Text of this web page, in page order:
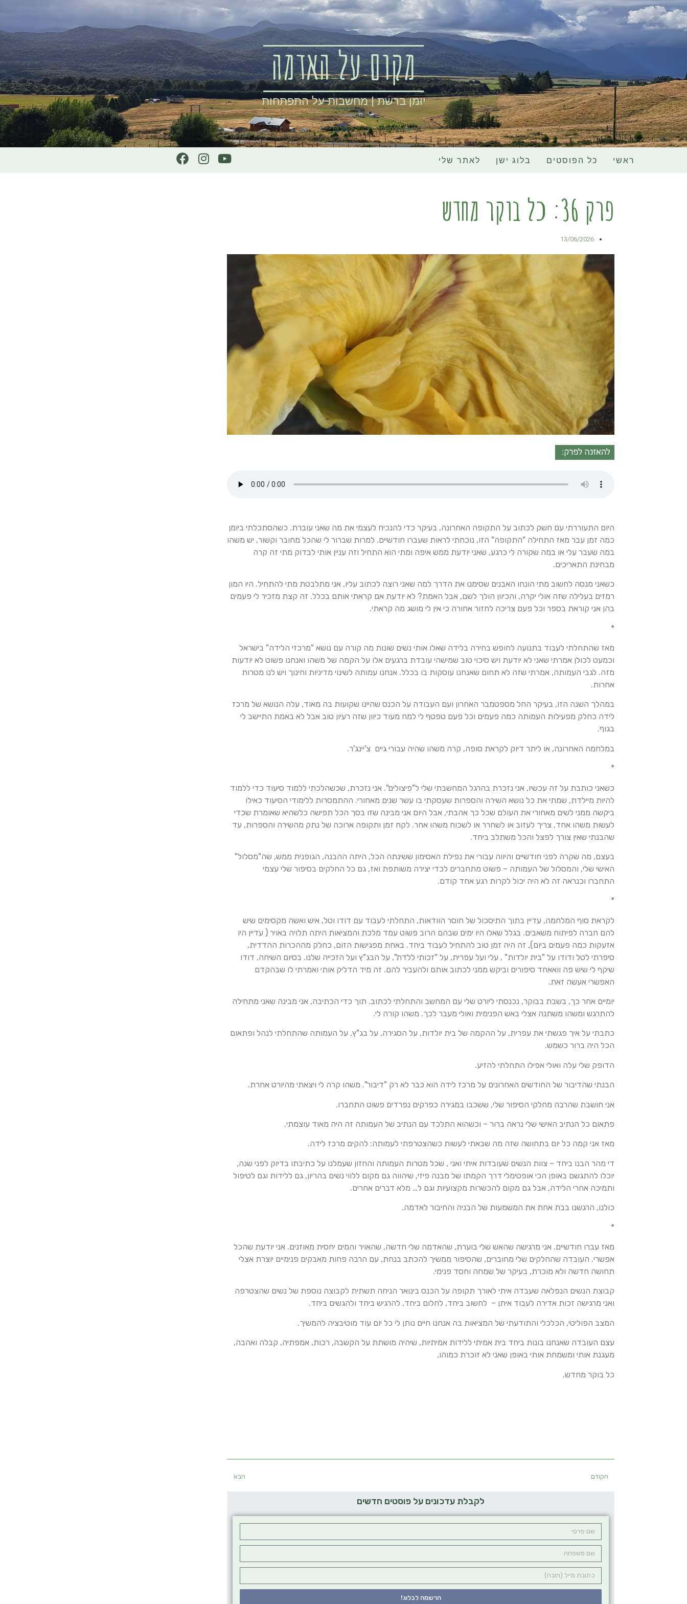
מקום על האדמה
יומן ברשת | מחשבות על התפתחות
ראשי כל הפוסטים בלוג ישן לאתר שלי
פרק 36: כל בוקר מחדש
13/06/2026
היום התעוררתי עם חשק לכתוב על התקופה האחרונה, בעיקר כדי להנכיח לעצמי את מה שאני עוברת. כשהסתכלתי ביומן
כמה זמן עבר מאז התחילה "התקופה" הזו, נוכחתי לראות שעברו חודשיים. למרות שברור לי שהכל מחובר וקשור, יש משהו
במה שעבר עלי או במה שקורה לי כרגע, שאני יודעת ממש איפה ומתי הוא התחיל וזה עניין אותי לבדוק מתי זה קרה
מבחינת התאריכים.
כשאני מנסה לחשוב מתי הונחו האבנים שסימנו את הדרך למה שאני רוצה לכתוב עליו, אני מתלבטת מתי להתחיל. היו המון
רמזים בעלילה שזה אולי יקרה, והכיוון הולך לשם, אבל האמת? לא יודעת אם קראתי אותם בכלל. זה קצת מזכיר לי פעמים
בהן אני קוראת בספר וכל פעם צריכה לחזור אחורה כי אין לי מושג מה קראתי.
*
מאז שהתחלתי לעבוד בתנועה לחופש בחירה בלידה שאלו אותי נשים שונות מה קורה עם נושא "מרכזי הלידה" בישראל
וכמעט לכולן אמרתי שאני לא יודעת ויש סיכוי טוב שמישהי עובדת ברגעים אלו על הקמה של משהו ואנחנו פשוט לא יודעות
מזה. לגבי העמותה, אמרתי שזה לא תחום שאנחנו עוסקות בו בכלל. אנחנו עמותה לשינוי מדיניות וחינוך ויש לנו מטרות
אחרות.
במהלך השנה הזו, בעיקר החל מספטמבר האחרון ועם העבודה על הכנס שהיינו שקועות בה מאוד, עלה הנושא של מרכז
לידה כחלק מפעילות העמותה כמה פעמים וכל פעם טפטף לי למח מעוד כיוון שזה רעיון טוב אבל לא באמת התיישב לי
בגוף.
במלחמה האחרונה, או ליתר דיוק לקראת סופה, קרה משהו שהיה עבורי גיים צ'יינג'ר.
*
כשאני כותבת על זה עכשיו, אני נזכרת בהרגל המחשבתי שלי ל"פיצולים". אני נזכרת, שכשהלכתי ללמוד סיעוד כדי ללמוד
להיות מיילדת, שמתי את כל נושא השירה והספרות שעסקתי בו עשר שנים מאחורי. ההתמסרות ללימודי הסיעוד כאילו
ביקשה ממני לשים מאחורי את העולם שכל כך אהבתי, אבל היום אני מבינה שזו בסך הכל תפישה כלשהיא שאומרת שכדי
לעשות משהו אחד, צריך לעזוב או לשחרר או לשכוח משהו אחר. לקח זמן ותקופה ארוכה של נתק מהשירה והספרות, עד
שהבנתי שאין צורך לפצל והכל משתלב ביחד.
בעצם, מה שקרה לפני חודשיים והיווה עבורי את נפילת האסימון ששינתה הכל, היתה ההבנה, הגופנית ממש, שה"מסלול"
האישי שלי, והמסלול של העמותה – פשוט מתחברים לכדי יצירה משותפת ואז, גם כל החלקים בסיפור שלי עצמי
התחברו וכנראה זה לא היה יכול לקרות רגע אחד קודם.
*
לקראת סוף המלחמה, עדיין בתוך התיסכול של חוסר הוודאות, התחלתי לעבוד עם דודו וטל, איש ואשה מקסימים שיש
להם חברה לפיתוח משאבים. בגלל שאלו היו ימים שבהם הרוב פשוט עמד מלכת והמציאות היתה תלויה באויר ( עדיין היו
אזעקות כמה פעמים ביום), זה היה זמן טוב להתחיל לעבוד ביחד. באחת מפגישות הזום, כחלק מההכרות ההדדית,
סיפרתי לטל ודודו על "בית יולדות" , עלי ועל עפרית, על "זכותי ללדת", על הבג"ץ ועל הזכייה שלנו. בסיום השיחה, דודו
שיקף לי שיש פה וואאחד סיפורים וביקש ממני לכתוב אותם ולהעביר להם. זה מיד הדליק אותי ואמרתי לו שבהקדם
האפשרי אעשה זאת.
יומיים אחר כך, בשבת בבוקר, נכנסתי ליורט שלי עם המחשב והתחלתי לכתוב. תוך כדי הכתיבה, אני מבינה שאני מתחילה
להתרגש ומשהו משתנה אצלי באש הפנימית ואולי מעבר לכך. משהו קורה לי.
כתבתי על איך פגשתי את עפרית, על ההקמה של בית יולדות, על הסגירה, על בג"ץ, על העמותה שהתחלתי לנהל ופתאום
הכל היה ברור כשמש.
הדופק שלי עלה ואולי אפילו התחלתי להזיע.
הבנתי שהדיבור של החודשים האחרונים על מרכז לידה הוא כבר לא רק "דיבור". משהו קרה לי ויצאתי מהיורט אחרת.
אני חושבת שהרבה מחלקי הסיפור שלי, ששכבו במגירה כפרקים נפרדים פשוט התחברו.
פתאום כל הנתיב האישי שלי נראה ברור – וכשהוא התלכד עם הנתיב של העמותה זה היה מאוד עוצמתי.
מאז אני קמה כל יום בתחושה שזה מה שבאתי לעשות כשהצטרפתי לעמותה: להקים מרכז לידה.
די מהר הבנו ביחד – צוות הנשים שעובדות איתי ואני , שכל מטרות העמותה והחזון שעמלנו על כתיבתו בדיוק לפני שנה,
יוכלו להתגשם באופן הכי אופטימלי דרך הקמתו של מבנה פיזי, שיהווה גם מקום ללווי נשים בהריון, גם ללידות וגם לטיפול
ותמיכה אחרי הלידה, אבל גם מקום להכשרות מקצועיות וגם ל… מלא דברים אחרים.
כולנו, הרגשנו בבת אחת את המשמעות של הבניה והחיבור לאדמה.
*
מאז עברו חודשיים. אני מרגישה שהאש שלי בוערת, שהאדמה שלי חדשה, שהאויר והמים יחסית מאוזנים. אני יודעת שהכל
אפשרי. העובדה שהחלקים שלי מחוברים, שהסיפור ממשיך להכתב בנחת, עם הרבה פחות מאבקים פנימיים יוצרת אצלי
תחושה חדשה ולא מוכרת, בעיקר של שמחה וחסד פנימי.
קבוצת הנשים הנפלאה שעבדה איתי לאורך תקופה על הכנס בינואר הניחה תשתית לקבוצה נוספת של נשים שהצטרפה
ואני מרגישה זכות אדירה לעבוד איתן – לחשוב ביחד, לחלום ביחד, להרגיש ביחד ולהגשים ביחד.
המצב הפוליטי, הכלכלי והתודעתי של המציאות בה אנחנו חיים נותן לי כל יום עוד מוטיבציה להמשיך.
עצם העובדה שאנחנו בונות ביחד בית אמיתי ללידות אמיתיות, שיהיה מושתת על הקשבה, רכות, אמפתיה, קבלה ואהבה,
מעגנת אותי ומשמחת אותי באופן שאני לא זוכרת כמוהו,
כל בוקר מחדש.
הקודם הבא
לקבלת עדכונים על פוסטים חדשים
הרשמה לבלוג!